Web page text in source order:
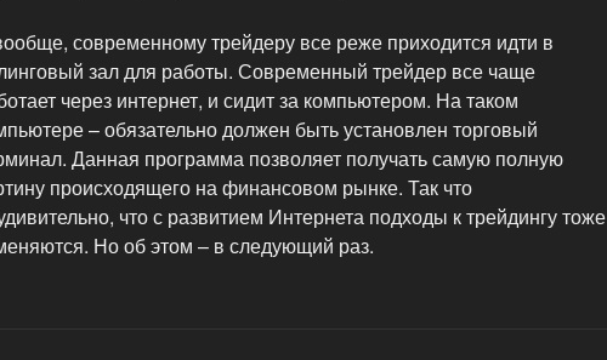
современному трейдеру все реже приходится идти в
зал для работы. Современный трейдер все чаще
через интернет, и сидит за компьютером. На таком
– обязательно должен быть установлен торговый
Данная программа позволяет получать самую полную
происходящего на финансовом рынке. Так что
что с развитием Интернета подходы к трейдингу тоже
Но об этом – в следующий раз.